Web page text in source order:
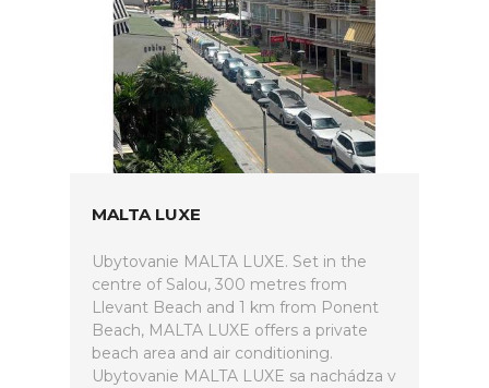
MALTA LUXE
Ubytovanie MALTA LUXE. Set in the
centre of Salou, 300 metres from
Llevant Beach and 1 km from Ponent
Beach, MALTA LUXE offers a private
beach area and air conditioning.
Ubytovanie MALTA LUXE sa nachádza v